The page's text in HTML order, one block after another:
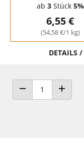
ab 3Stück 5%
6,55 €
(54,58 €/1 kg)
DETAILS
ANZAHL VERRINGERN